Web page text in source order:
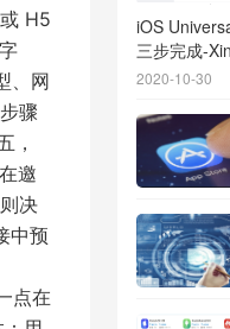
H5
、网
骤
，
邀
决
中预
点在
iOS
三步完成-
2020-10-30